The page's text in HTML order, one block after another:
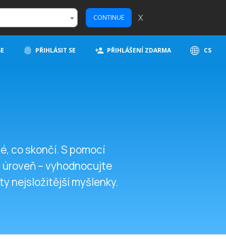
CONTINUE X
PŘIHLÁSIT SE PŘIHLÁŠENÍ ZDARMA CS
co skončí. S pomocí
– vyhodnocujte
nejsložitější myšlenky.